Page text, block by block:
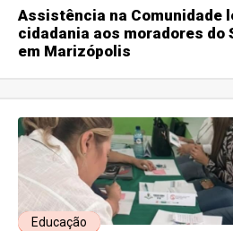
Assistência na Comunidade
cidadania aos moradores do
em Marizópolis
Educação